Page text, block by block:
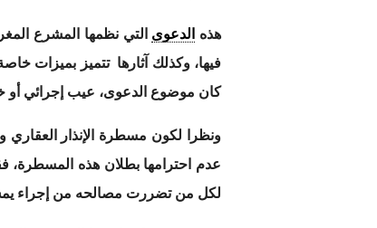
هذه الدعوى التي نظمها المشرع
فيها، وكذلك آثارها تتميز بميزات
كان موضوع الدعوى، عيب إجرائي أو
ونظرا لكون مسطرة الإنذار
عدم احترامها بطلان هذه المسطرة،
لكل من تضررت مصالحه من إجراء